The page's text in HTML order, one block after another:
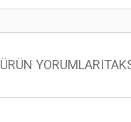
ÜRÜN YORUMLARI